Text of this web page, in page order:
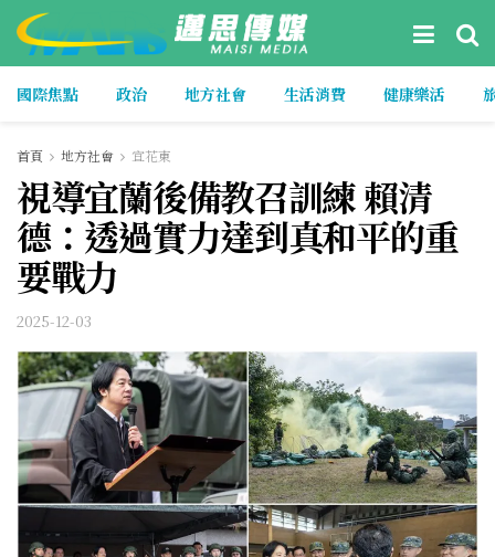
國際焦點 政治 地方社會 生活消費 健康樂活
首頁 地方社會 宜花東
視導宜蘭後備教召訓練 賴清
德：透過實力達到真和平的重
要戰力
2025-12-03